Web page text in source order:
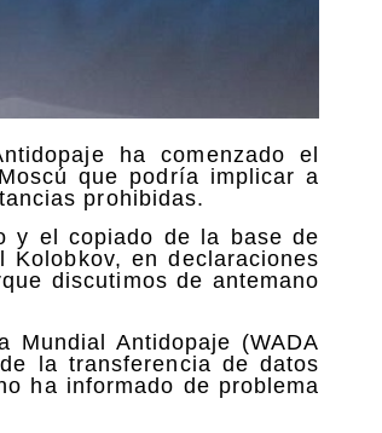
ha comenzado el
que podría implicar a
prohibidas.
y el copiado de la base de
en declaraciones
discutimos de antemano
Mundial Antidopaje (WADA
la transferencia de datos
ha informado de problema